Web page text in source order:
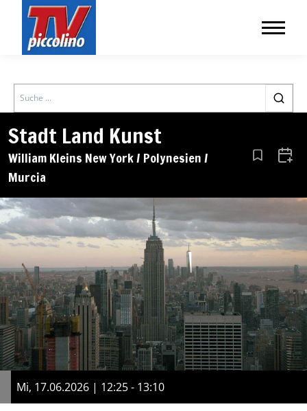
Search
Stadt Land Kunst
William Kleins New York / Polynesien /
Murcia
Aus den
Mi, 17.06.2026 | 12:25 - 13:10